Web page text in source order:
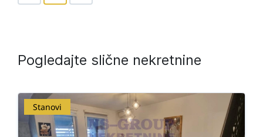
Pogledajte slične nekretnine
Stanovi